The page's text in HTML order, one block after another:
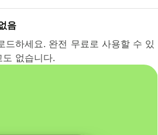
음
드하세요. 완전 무료로 사용할 수 있
없습니다.